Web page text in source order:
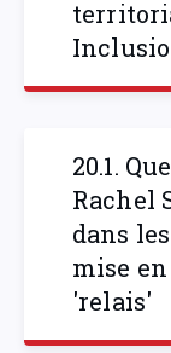
20.1.
Rachel
dans
mise
'relais'